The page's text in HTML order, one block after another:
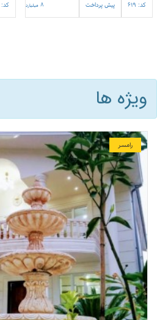
8 میلیارد کد: 619 پیش پرداخت کد:
ویژه ها
رامسر